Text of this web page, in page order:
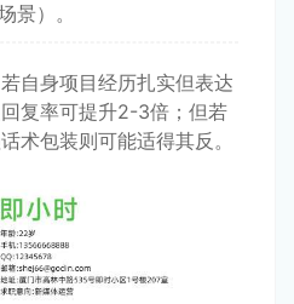
景）。
自身项目经历扎实但表达
复率可提升2-3倍；但若
术包装则可能适得其反。